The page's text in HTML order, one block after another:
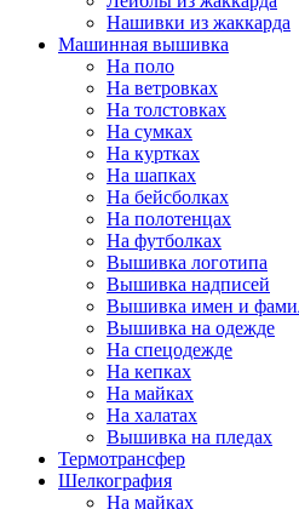
Нашивки из жаккарда
Машинная вышивка
На поло
На ветровках
На толстовках
На сумках
На куртках
На шапках
На бейсболках
На полотенцах
На футболках
Вышивка логотипа
Вышивка надписей
Вышивка имен и
Вышивка на одежде
На спецодежде
На кепках
На майках
На халатах
Вышивка на пледах
Термотрансфер
Шелкография
На майках